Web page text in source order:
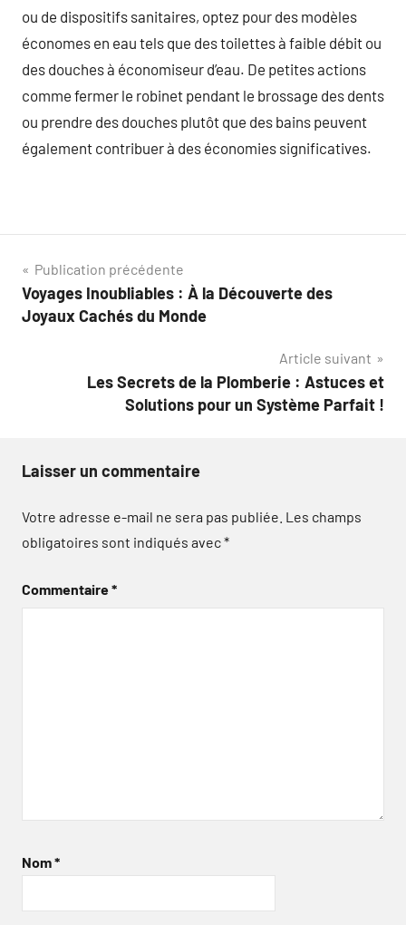
ou de dispositifs sanitaires, optez pour des modèles
économes en eau tels que des toilettes à faible débit ou
des douches à économiseur d’eau. De petites actions
comme fermer le robinet pendant le brossage des dents
ou prendre des douches plutôt que des bains peuvent
également contribuer à des économies significatives.
Navigation
de
Publication précédente
Voyages Inoubliables : À la Découverte des
Joyaux Cachés du Monde
Article suivant
Les Secrets de la Plomberie : Astuces et
Solutions pour un Système Parfait !
Laisser un commentaire
Votre adresse e-mail ne sera pas publiée. Les champs
obligatoires sont indiqués avec*
Commentaire*
Nom*